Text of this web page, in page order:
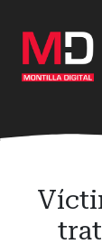
contenido
principal